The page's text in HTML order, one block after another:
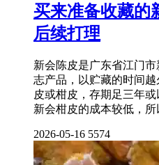
买来准备收藏的
后续打理
新会陈皮是广东省江门
志产品，以贮藏的时间
皮或柑皮，存期足三年
新会柑皮的成本较低，所
2026-05-16 5574